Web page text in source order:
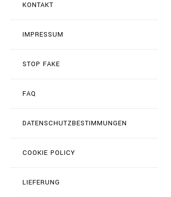
KONTAKT
IMPRESSUM
STOP FAKE
FAQ
DATENSCHUTZBESTIMMUNGEN
COOKIE POLICY
LIEFERUNG